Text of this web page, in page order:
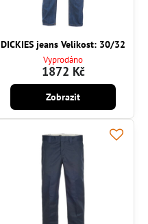
DICKIES jeans Velikost: 30/32
Vyprodáno
1872 Kč
Zobrazit